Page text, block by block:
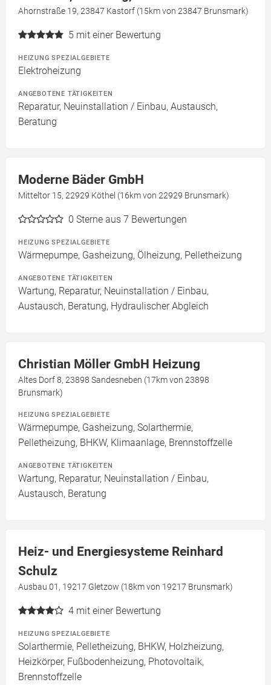
Ahornstraße 19, 23847 Kastorf (15km von 23847 Brunsmark)
5 mit einer Bewertung
HEIZUNG SPEZIALGEBIETE
Elektroheizung
ANGEBOTENE TÄTIGKEITEN
Reparatur, Neuinstallation / Einbau, Austausch,
Beratung
Moderne Bäder GmbH
Mitteltor 15, 22929 Köthel (16km von 22929 Brunsmark)
0 Sterne aus 7 Bewertungen
HEIZUNG SPEZIALGEBIETE
Wärmepumpe, Gasheizung, Ölheizung, Pelletheizung
ANGEBOTENE TÄTIGKEITEN
Wartung, Reparatur, Neuinstallation / Einbau,
Austausch, Beratung, Hydraulischer Abgleich
Christian Möller GmbH Heizung
Altes Dorf 8, 23898 Sandesneben (17km von 23898
Brunsmark)
HEIZUNG SPEZIALGEBIETE
Wärmepumpe, Gasheizung, Solarthermie,
Pelletheizung, BHKW, Klimaanlage, Brennstoffzelle
ANGEBOTENE TÄTIGKEITEN
Wartung, Reparatur, Neuinstallation / Einbau,
Austausch, Beratung
Heiz- und Energiesysteme Reinhard
Schulz
Ausbau 01, 19217 Gletzow (18km von 19217 Brunsmark)
4 mit einer Bewertung
HEIZUNG SPEZIALGEBIETE
Solarthermie, Pelletheizung, BHKW, Holzheizung,
Heizkörper, Fußbodenheizung, Photovoltaik,
Brennstoffzelle